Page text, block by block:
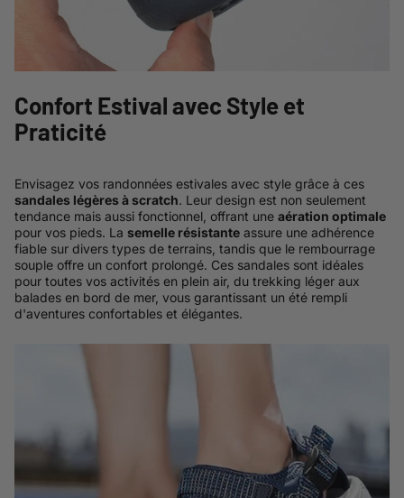
Confort Estival avec Style et
Praticité
Envisagez vos randonnées estivales avec style grâce à ces
sandales légères à scratch. Leur design est non seulement
tendance mais aussi fonctionnel, offrant une aération optimale
pour vos pieds. La semelle résistante assure une adhérence
fiable sur divers types de terrains, tandis que le rembourrage
souple offre un confort prolongé. Ces sandales sont idéales
pour toutes vos activités en plein air, du trekking léger aux
balades en bord de mer, vous garantissant un été rempli
d'aventures confortables et élégantes.